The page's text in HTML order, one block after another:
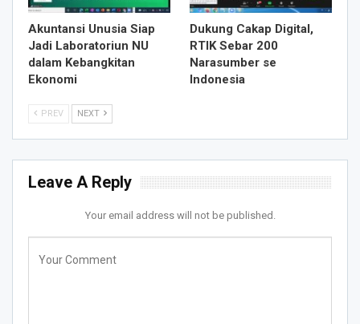
Akuntansi Unusia Siap
Jadi Laboratoriun NU
dalam Kebangkitan
Ekonomi
Dukung Cakap Digital,
RTIK Sebar 200
Narasumber se
Indonesia
PREV NEXT
Leave A Reply
Your email address will not be published.